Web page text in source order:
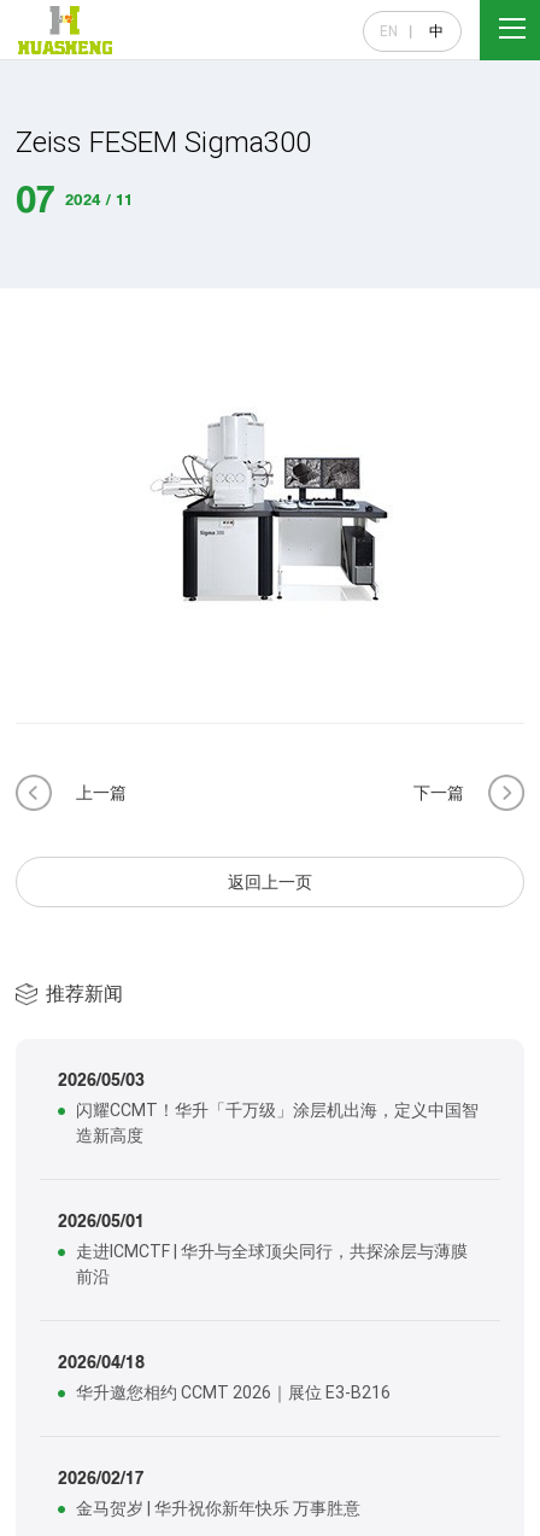
EN 中
Zeiss FESEM Sigma300
07 2024 / 11
上一篇 下一篇
返回上一页
推荐新闻
2026/05/03
闪耀CCMT！华升「千万级」涂层机出海，定义中国智
造新高度
2026/05/01
走进ICMCTF | 华升与全球顶尖同行，共探涂层与薄膜
前沿
2026/04/18
华升邀您相约 CCMT 2026｜展位 E3-B216
2026/02/17
金马贺岁 | 华升祝你新年快乐 万事胜意